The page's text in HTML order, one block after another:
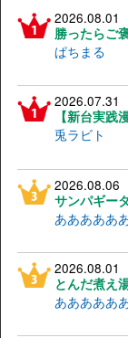
2026.08.01
勝ったらご
ぱちまる
2026.07.31
【新台実
兎ラビト
2026.08.06
サンパギータ
あああああ
2026.08.01
とんだ煮え
あああああ